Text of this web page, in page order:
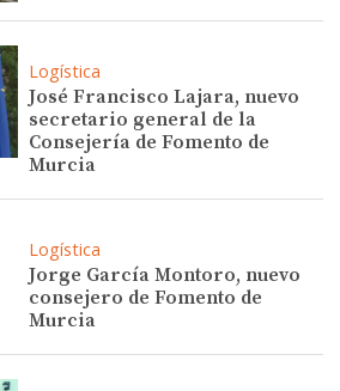
Logística
José Francisco Lajara, nuevo
secretario general de la
Consejería de Fomento de
Murcia
Logística
Jorge García Montoro, nuevo
consejero de Fomento de
Murcia